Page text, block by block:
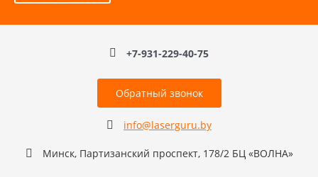
+7-931-229-40-75
Обратный звонок
info@laserguru.by
Минск, Партизанский проспект, 178/2 БЦ «ВОЛНА»